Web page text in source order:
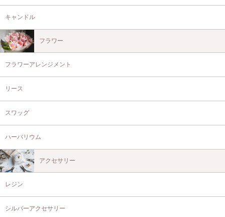
キャンドル
フラワー
フラワーアレンジメント
リース
スワッグ
ハーバリウム
アクセサリー
レジン
シルバーアクセサリー